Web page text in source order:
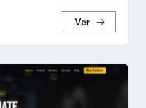
Ver